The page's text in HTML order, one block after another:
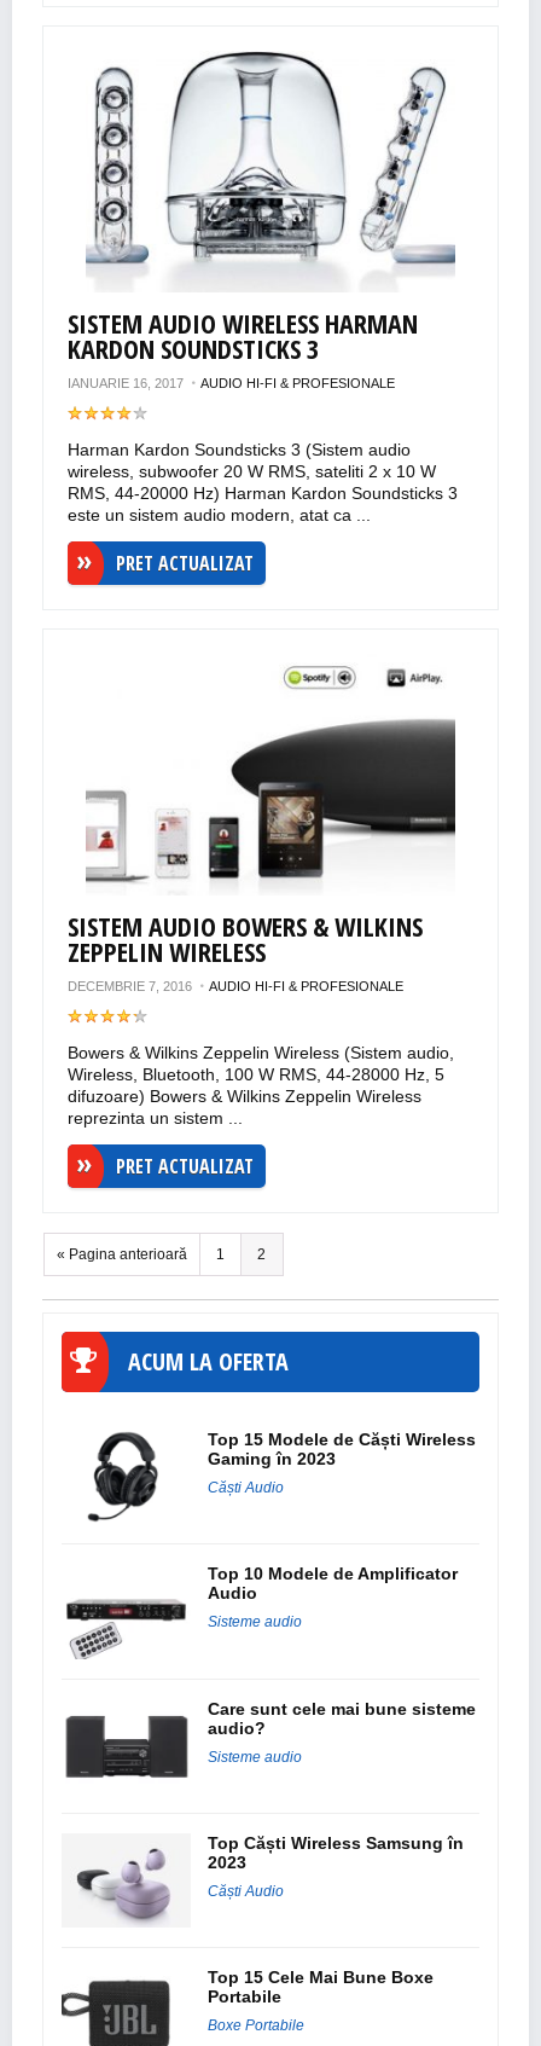
SISTEM AUDIO WIRELESS HARMAN
KARDON SOUNDSTICKS 3
IANUARIE 16, 2017 AUDIO HI-FI & PROFESIONALE
Harman Kardon Soundsticks 3 (Sistem audio
wireless, subwoofer 20 W RMS, sateliti 2 x 10 W
RMS, 44-20000 Hz) Harman Kardon Soundsticks 3
este un sistem audio modern, atat ca ...
PRET ACTUALIZAT
SISTEM AUDIO BOWERS & WILKINS
ZEPPELIN WIRELESS
DECEMBRIE 7, 2016 AUDIO HI-FI & PROFESIONALE
Bowers & Wilkins Zeppelin Wireless (Sistem audio,
Wireless, Bluetooth, 100 W RMS, 44-28000 Hz, 5
difuzoare) Bowers & Wilkins Zeppelin Wireless
reprezinta un sistem ...
PRET ACTUALIZAT
« Pagina anterioară 1 2
ACUM LA OFERTA
Top 15 Modele de Căști Wireless
Gaming în 2023
Căști Audio
Top 10 Modele de Amplificator
Audio
Sisteme audio
Care sunt cele mai bune sisteme
audio?
Sisteme audio
Top Căști Wireless Samsung în
2023
Căști Audio
Top 15 Cele Mai Bune Boxe
Portabile
Boxe Portabile